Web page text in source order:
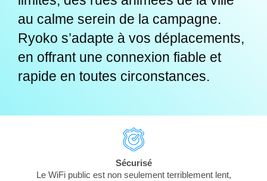
au calme serein de la campagne.
Ryoko s’adapte à vos déplacements,
en offrant une connexion fiable et
rapide en toutes circonstances.
Sécurisé
Le WiFi public est non seulement terriblement lent,